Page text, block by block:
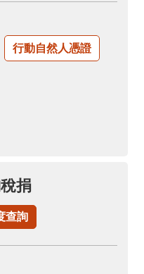
行動自然人憑證
捐
查詢